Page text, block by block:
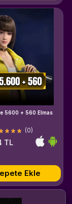
5600 + 560 Elmas
(0)
TL
Ekle